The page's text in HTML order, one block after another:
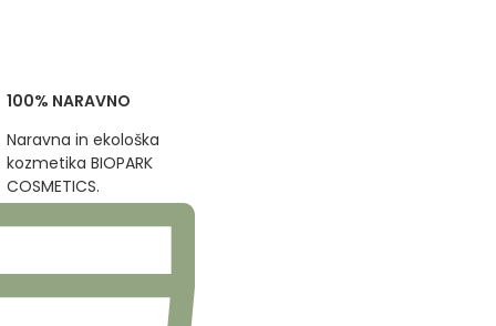
100% NARAVNO
Naravna in ekološka
kozmetika BIOPARK
COSMETICS.